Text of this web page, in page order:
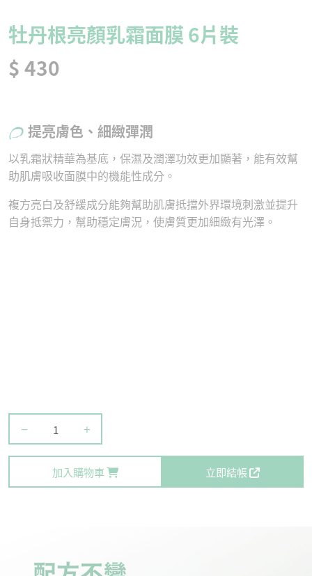
牡丹根亮顏乳霜面膜 6片裝
$ 430
提亮膚色、細緻彈潤
以乳霜狀精華為基底，保濕及潤澤功效更加顯著，能有效幫
助肌膚吸收面膜中的機能性成分。
複方亮白及舒緩成分能夠幫助肌膚抵擋外界環境刺激並提升
自身抵禦力，幫助穩定膚況，使膚質更加細緻有光澤。
− +
加入購物車 立即結帳